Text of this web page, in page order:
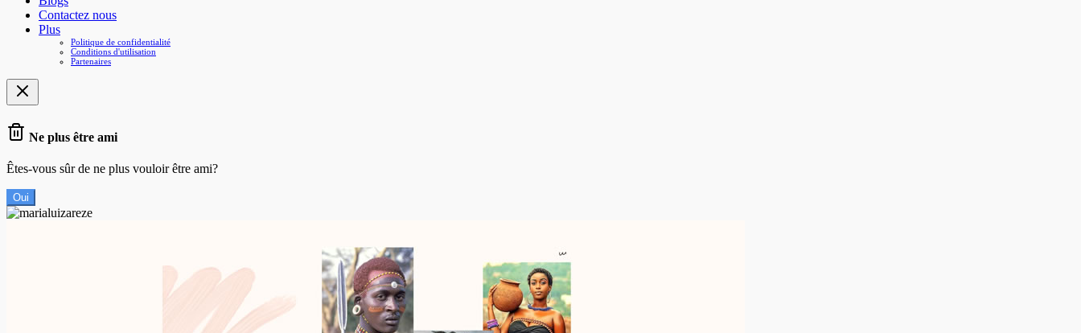
Contactez nous
Plus
Politique de confidentialité
Conditions d'utilisation
Partenaires
Ne plus être ami
Êtes-vous sûr de ne plus vouloir être ami?
Oui